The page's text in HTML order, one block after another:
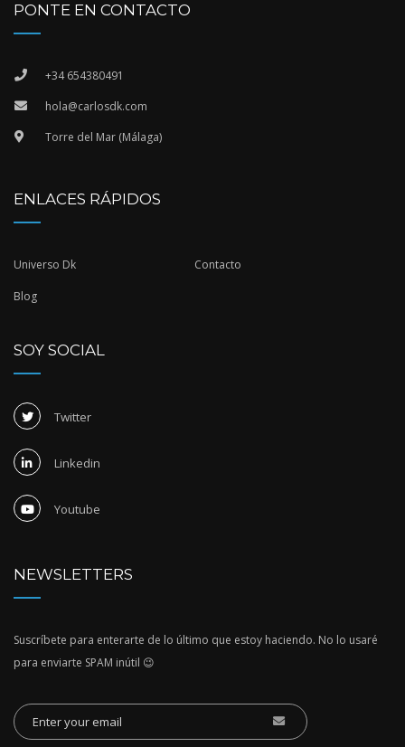
PONTE EN CONTACTO
+34 654380491
hola@carlosdk.com
Torre del Mar (Málaga)
ENLACES RÁPIDOS
Universo Dk Contacto
Blog
SOY SOCIAL
Twitter
Linkedin
Youtube
NEWSLETTERS
Suscríbete para enterarte de lo último que estoy haciendo. No lo usaré
para enviarte SPAM inútil 😉